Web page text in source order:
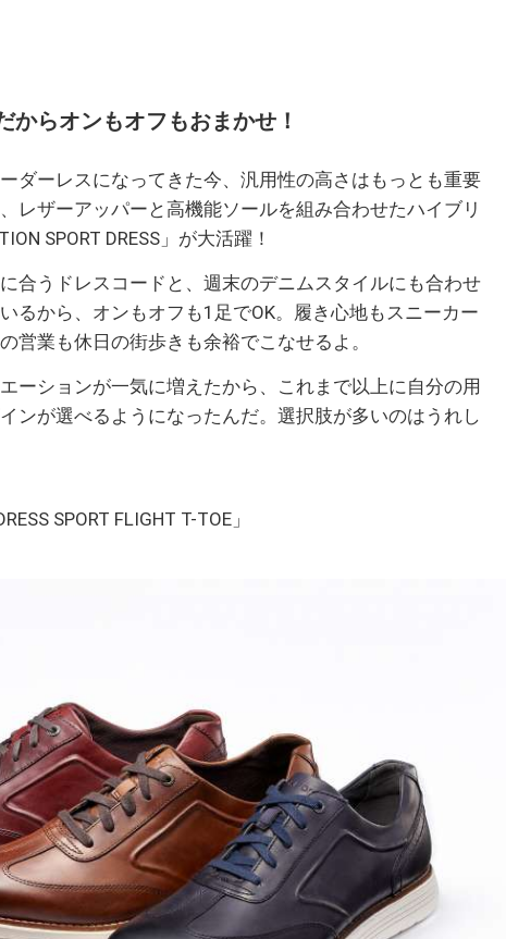
からオンもオフもおまかせ！
ダーレスになってきた今、汎用性の高さはもっとも重要
レザーアッパーと高機能ソールを組み合わせたハイブリ
SPORT DRESS」が大活躍！
合うドレスコードと、週末のデニムスタイルにも合わせ
るから、オンもオフも1足でOK。履き心地もスニーカー
営業も休日の街歩きも余裕でこなせるよ。
ーションが一気に増えたから、これまで以上に自分の用
ンが選べるようになったんだ。選択肢が多いのはうれし
SPORT FLIGHT T-TOE」